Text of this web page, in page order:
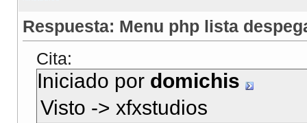
Respuesta: Menu php lista
Cita:
Iniciado por domichis
Visto -> xfxstudios